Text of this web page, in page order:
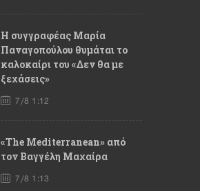
Η συγγραφέας Μαρία
Παναγοπούλου θυμάται το
καλοκαίρι του «Δεν θα με
ξεχάσεις»
7/8 1:12
«The Mediterranean» από
τον Βαγγέλη Μαχαίρα
7/8 1:13